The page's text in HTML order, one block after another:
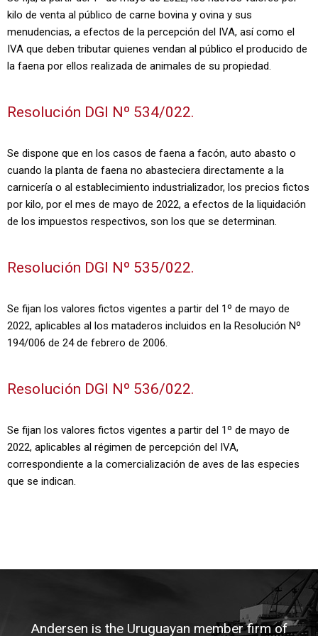
kilo de venta al público de carne bovina y ovina y sus
menudencias, a efectos de la percepción del IVA, así como el
IVA que deben tributar quienes vendan al público el producido de
la faena por ellos realizada de animales de su propiedad.
Resolución DGI Nº 534/022.
Se dispone que en los casos de faena a facón, auto abasto o
cuando la planta de faena no abasteciera directamente a la
carnicería o al establecimiento industrializador, los precios fictos
por kilo, por el mes de mayo de 2022, a efectos de la liquidación
de los impuestos respectivos, son los que se determinan.
Resolución DGI Nº 535/022.
Se fijan los valores fictos vigentes a partir del 1º de mayo de
2022, aplicables al los mataderos incluidos en la Resolución Nº
194/006 de 24 de febrero de 2006.
Resolución DGI Nº 536/022.
Se fijan los valores fictos vigentes a partir del 1º de mayo de
2022, aplicables al régimen de percepción del IVA,
correspondiente a la comercialización de aves de las especies
que se indican.
Andersen is the Uruguayan member firm of